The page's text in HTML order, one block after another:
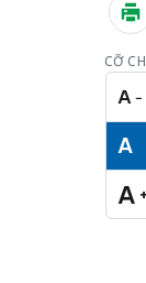
CỠ
A −
A
A +